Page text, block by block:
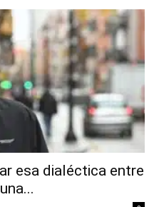
esa dialéctica entre